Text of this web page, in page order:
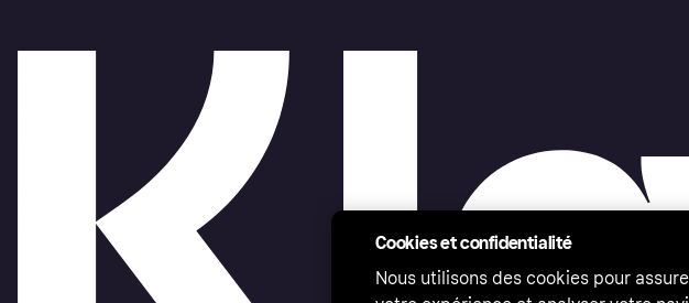
Cookies et confidentialité
Nous utilisons des cookies pour